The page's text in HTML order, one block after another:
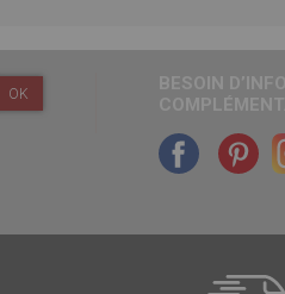
OK